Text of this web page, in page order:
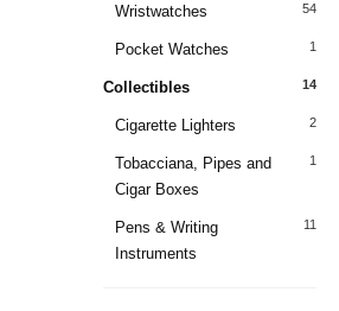
54
Wristwatches
1
Pocket Watches
14
Collectibles
2
Cigarette Lighters
1
Tobacciana, Pipes and
Cigar Boxes
11
Pens & Writing
Instruments